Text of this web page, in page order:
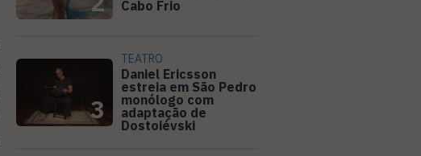
Cabo Frio
3
TEATRO
Daniel Ericsson
estreia em São Pedro
monólogo com
adaptação de
Dostoiévski